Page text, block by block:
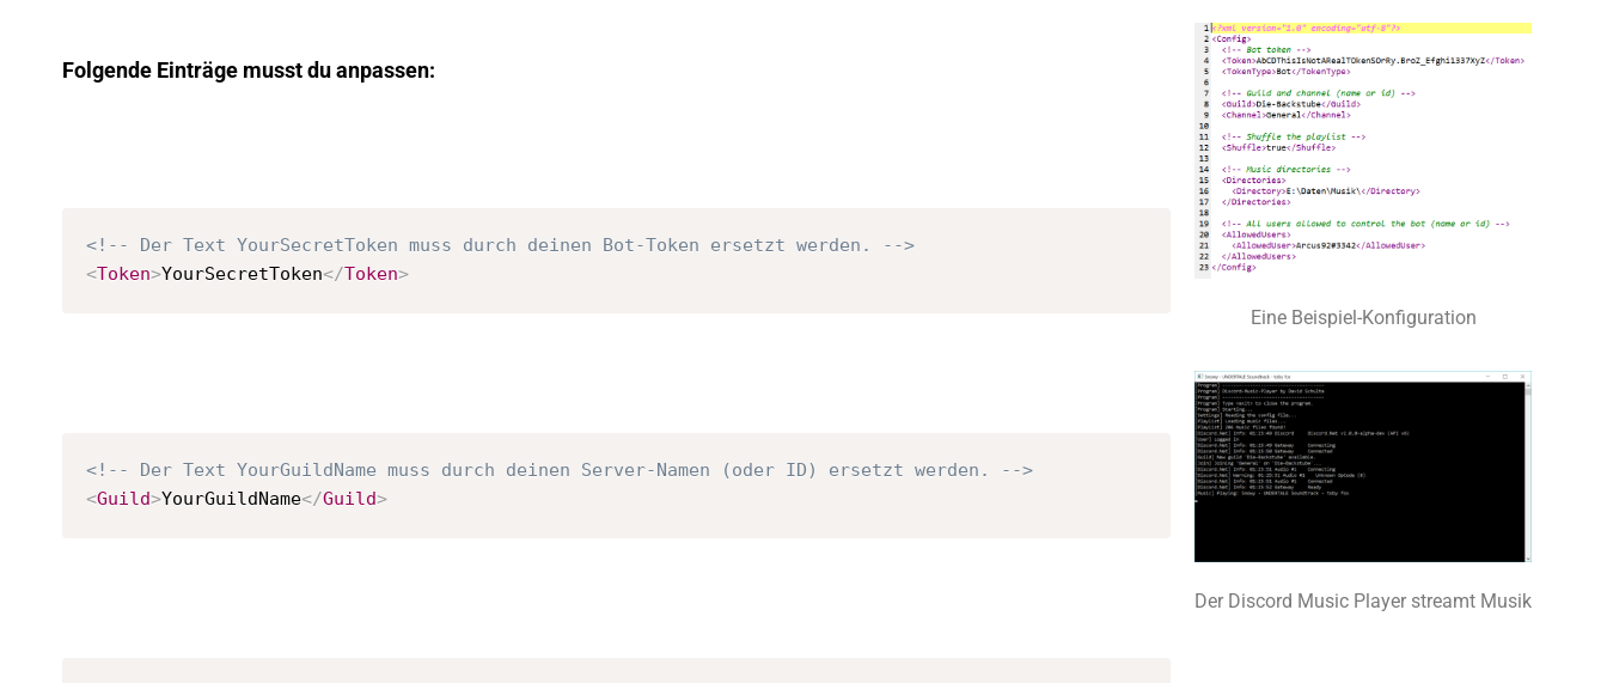
Folgende Einträge musst du anpassen:
<!-- Der Text YourSecretToken muss durch deinen Bot-Token ersetzt werden. -->
<Token>YourSecretToken</Token>
<!-- Der Text YourGuildName muss durch deinen Server-Namen (oder ID) ersetzt werden. -->
<Guild>YourGuildName</Guild>
Eine Beispiel-Konfiguration
Der Discord Music Player streamt Musik